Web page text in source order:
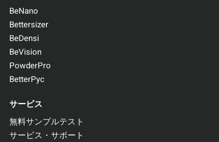
BeNano
Bettersizer
BeDensi
BeVision
PowderPro
BetterPyc
サービス
無料サンプルテスト
サービス・サポート